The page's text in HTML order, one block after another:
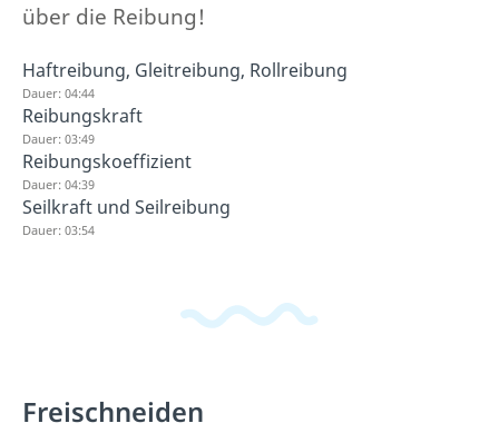
über die Reibung!
Haftreibung, Gleitreibung, Rollreibung
Dauer: 04:44
Reibungskraft
Dauer: 03:49
Reibungskoeffizient
Dauer: 04:39
Seilkraft und Seilreibung
Dauer: 03:54
Freischneiden